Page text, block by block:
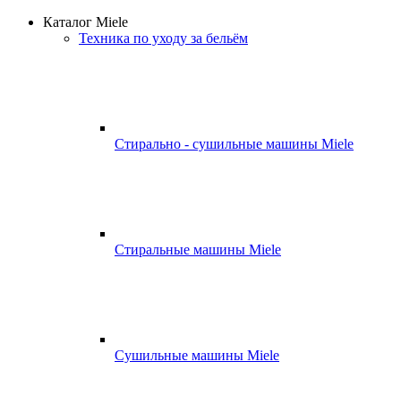
Каталог Miele
Техника по уходу за бельём
Стирально - сушильные машины Miele
Стиральные машины Miele
Сушильные машины Miele